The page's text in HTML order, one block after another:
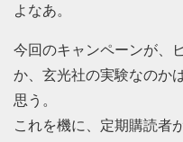
よなあ。
今回のキャンペーンが、
か、玄光社の実験なのか
思う。
これを機に、定期購読者